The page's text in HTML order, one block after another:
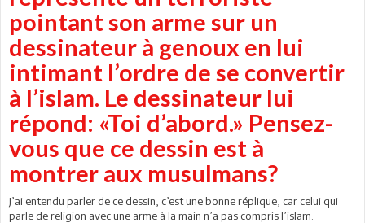
pointant son arme sur un
dessinateur à genoux en lui
intimant l’ordre de se convertir
à l’islam. Le dessinateur lui
répond: «Toi d’abord.» Pensez-
vous que ce dessin est à
montrer aux musulmans?
J’ai entendu parler de ce dessin, c’est une bonne réplique, car celui qui
parle de religion avec une arme à la main n’a pas compris l’islam.